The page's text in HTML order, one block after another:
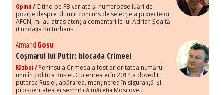
Opinii / Citind pe FB variate și numeroase luări de
poziție despre ultimul concurs de selecție a proiectelor
AFCN, mi-au atras atenția comentariile lui Adrian Șoaită
(Fundația Kulturhaus).
Armand Gosu
Coșmarul lui Putin: blocada Crimeei
Război / Peninsula Crimeea a fost prioritatea numărul
unu în politica Rusiei. Cucerirea ei în 2014 a dovedit
puterea Rusiei, apărarea, menținerea în siguranță și
prosperitatea ei semnifică măreția Moscovei.